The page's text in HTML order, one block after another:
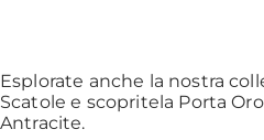
Esplorate anche la nostra
Scatole e scopritela Porta
Antracite.